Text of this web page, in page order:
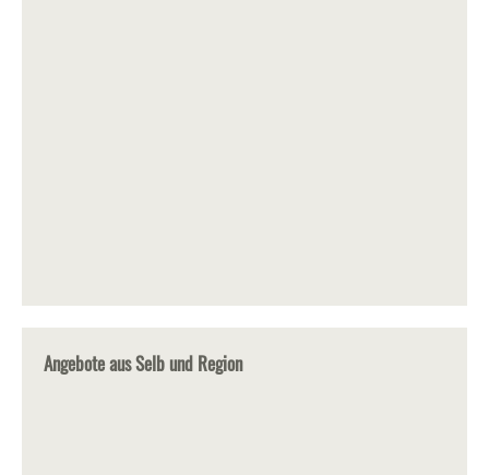
Angebote aus Selb und Region